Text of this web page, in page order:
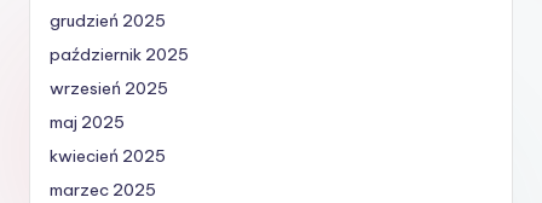
grudzień 2025
październik 2025
wrzesień 2025
maj 2025
kwiecień 2025
marzec 2025